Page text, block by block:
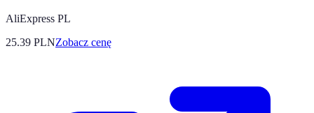
AliExpress PL
25.39 PLNZobacz cenę